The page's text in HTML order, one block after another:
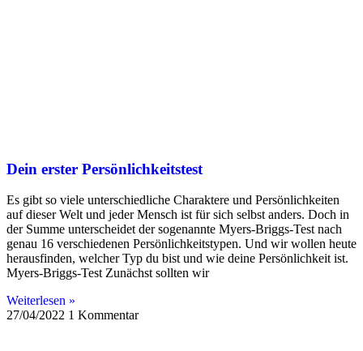
Dein erster Persönlichkeitstest
Es gibt so viele unterschiedliche Charaktere und Persönlichkeiten
auf dieser Welt und jeder Mensch ist für sich selbst anders. Doch in
der Summe unterscheidet der sogenannte Myers-Briggs-Test nach
genau 16 verschiedenen Persönlichkeitstypen. Und wir wollen heute
herausfinden, welcher Typ du bist und wie deine Persönlichkeit ist.
Myers-Briggs-Test Zunächst sollten wir
Weiterlesen »
27/04/2022 1 Kommentar